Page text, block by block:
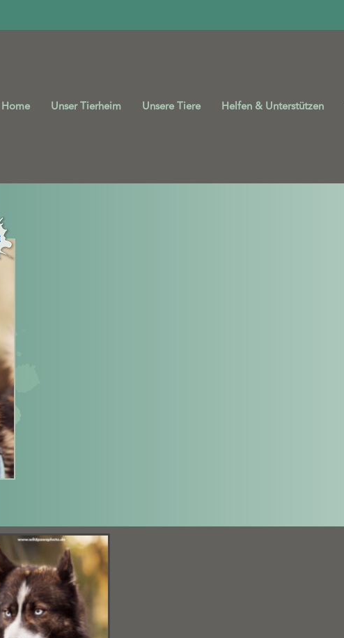
Home Unser Tierheim Unsere Tiere Helfen & Unterstützen